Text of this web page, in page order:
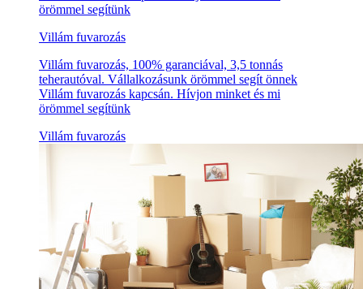
örömmel segítünk
Villám fuvarozás
Villám fuvarozás, 100% garanciával, 3,5 tonnás
teherautóval. Vállalkozásunk örömmel segít önnek
Villám fuvarozás kapcsán. Hívjon minket és mi
örömmel segítünk
Villám fuvarozás